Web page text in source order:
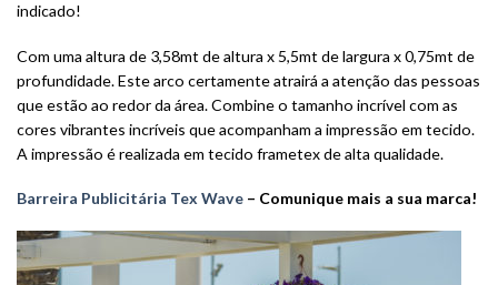
indicado!
Com uma altura de 3,58mt de altura x 5,5mt de largura x 0,75mt de
profundidade. Este arco certamente atrairá a atenção das pessoas
que estão ao redor da área.Combine o tamanho incrível com as
cores vibrantes incríveis que acompanham a impressão em tecido.
A impressão é realizada em tecido frametex de alta qualidade.
Barreira Publicitária Tex Wave – Comunique mais a sua marca!